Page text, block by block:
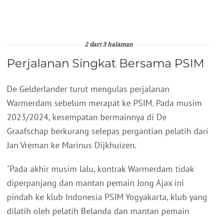
2 dari 3 halaman
Perjalanan Singkat Bersama PSIM
De Gelderlander turut mengulas perjalanan
Warmerdam sebelum merapat ke PSIM. Pada musim
2023/2024, kesempatan bermainnya di De
Graafschap berkurang selepas pergantian pelatih dari
Jan Vreman ke Marinus Dijkhuizen.
"Pada akhir musim lalu, kontrak Warmerdam tidak
diperpanjang dan mantan pemain Jong Ajax ini
pindah ke klub Indonesia PSIM Yogyakarta, klub yang
dilatih oleh pelatih Belanda dan mantan pemain